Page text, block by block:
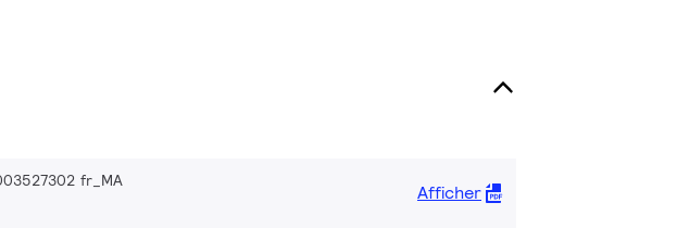
fr_MA
Afficher